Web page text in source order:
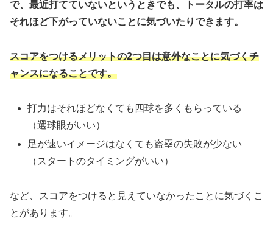
で、最近打てていないというときでも、トータルの打率は
それほど下がっていないことに気づいたりできます。
スコアをつけるメリットの2つ目は意外なことに気づくチ
ャンスになることです。
打力はそれほどなくても四球を多くもらっている
（選球眼がいい）
足が速いイメージはなくても盗塁の失敗が少ない
（スタートのタイミングがいい）
など、スコアをつけると見えていなかったことに気づくこ
とがあります。